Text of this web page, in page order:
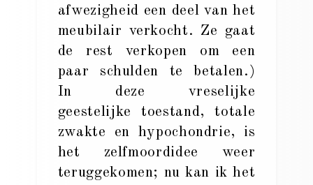
afwezigheid een deel van het
meubilair verkocht. Ze gaat
de rest verkopen om een
paar schulden te betalen.)
In deze vreselijke
geestelijke toestand, totale
zwakte en hypochondrie, is
het zelfmoordidee weer
teruggekomen; nu kan ik het